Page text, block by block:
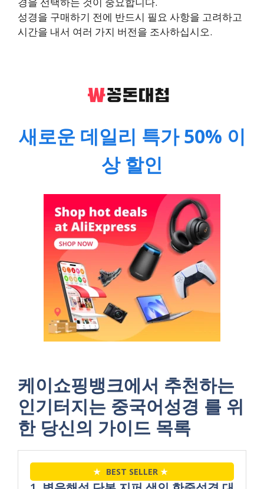
성경을 구매하기 전에 반드시 필요 사항을 고려하고
시간을 내서 여러 가지 버전을 조사하십시오.
새로운 데일리 특가 50% 이
상 할인
케이쇼핑뱅크에서 추천하는
인기터지는 중국어성경 를 위
한 당신의 가이드 목록
★ BEST SELLER ★